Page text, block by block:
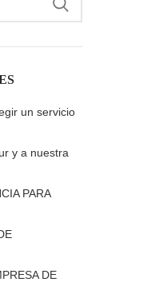
un servicio
y a nuestra
PARA
DE